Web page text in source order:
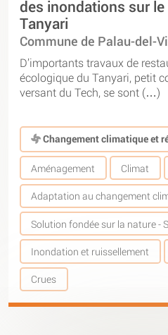
des inondations sur le
Tanyari
Commune de Palau-del-
D’importants travaux de
écologique du Tanyari, petit
versant du Tech, se sont (…)
Changement climatique et
Aménagement Climat
Adaptation au changement
Solution fondée sur la nature -
Inondation et ruissellement
Crues